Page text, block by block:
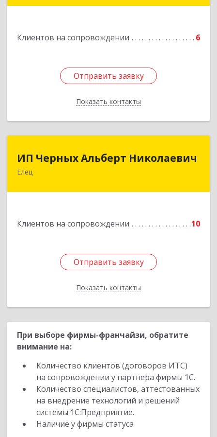
Клиентов на сопровождении 6
Отправить заявку
Показать контакты
Отправить заявку
Назад
ИП Черных Альберт Николаевич
Елец
Клиентов на сопровождении 10
Отправить заявку
Показать контакты
ИП Черных Альберт Николаевич
399771, Липецкая обл, Елец г, Н.Гусевой ул, 56А
Отправить заявку
Назад
При выборе фирмы-франчайзи, обратите
внимание на:
Количество клиентов (договоров ИТС)
на сопровождении у партнера фирмы 1С.
Количество специалистов, аттестованных
на внедрение технологий и решений
системы 1С:Предприятие.
Наличие у фирмы статуса